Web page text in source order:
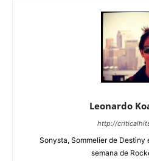
Leonardo
http://
Sonysta, Sommelier de Destiny
semana de